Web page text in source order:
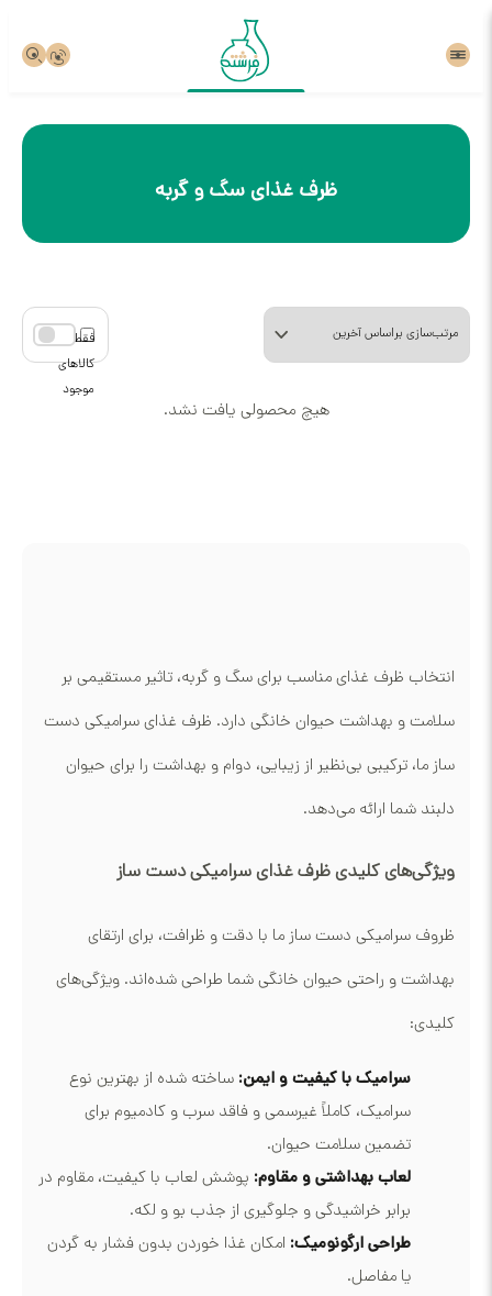
ظرف غذای سگ و گربه
هیچ محصولی یافت نشد.
انتخاب ظرف غذای مناسب برای سگ و گربه، تاثیر مستقیمی بر
سلامت و بهداشت حیوان خانگی دارد. ظرف غذای سرامیکی دست
ساز ما، ترکیبی بی‌نظیر از زیبایی، دوام و بهداشت را برای حیوان
دلبند شما ارائه می‌دهد.
ویژگی‌های کلیدی ظرف غذای سرامیکی دست ساز
ظروف سرامیکی دست ساز ما با دقت و ظرافت، برای ارتقای
بهداشت و راحتی حیوان خانگی شما طراحی شده‌اند. ویژگی‌های
کلیدی:
سرامیک با کیفیت و ایمن: ساخته شده از بهترین نوع
سرامیک، کاملاً غیرسمی و فاقد سرب و کادمیوم برای
تضمین سلامت حیوان.
لعاب بهداشتی و مقاوم: پوشش لعاب با کیفیت، مقاوم در
برابر خراشیدگی و جلوگیری از جذب بو و لکه.
طراحی ارگونومیک: امکان غذا خوردن بدون فشار به گردن
یا مفاصل.